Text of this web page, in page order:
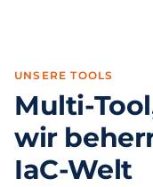
UNSERE TOOLS
Multi-
wir
IaC-Welt